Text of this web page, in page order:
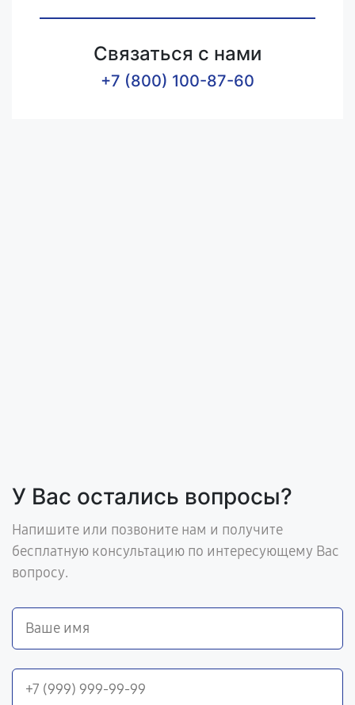
Связаться с нами
+7 (800) 100-87-60
У Вас остались вопросы?
Напишите или позвоните нам и получите
бесплатную консультацию по интересующему Вас
вопросу.